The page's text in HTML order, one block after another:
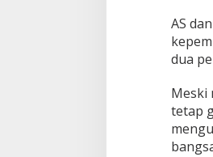
AS
dua
Meski
tetap